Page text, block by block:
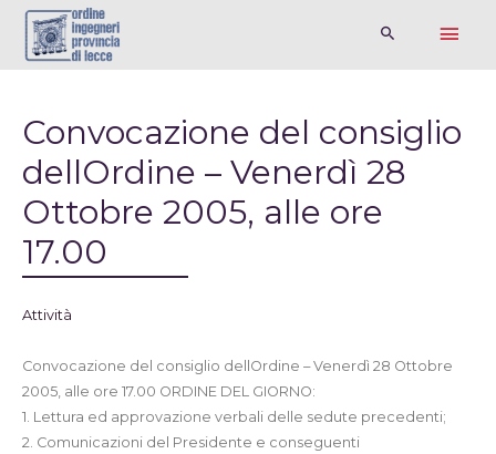
Convocazione del consiglio
dellOrdine – Venerdì 28
Ottobre 2005, alle ore
17.00
Attività
Convocazione del consiglio dellOrdine – Venerdì 28 Ottobre
2005, alle ore 17.00 ORDINE DEL GIORNO:
1. Lettura ed approvazione verbali delle sedute precedenti;
2. Comunicazioni del Presidente e conseguenti